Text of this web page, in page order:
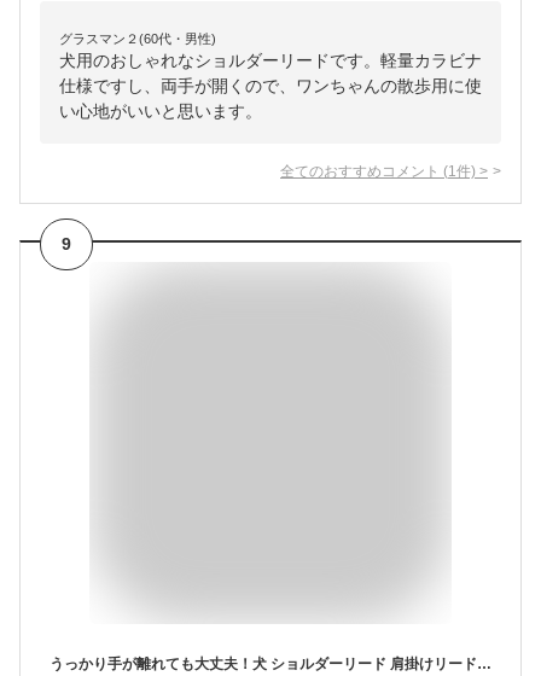
グラスマン２(60代・男性)
犬用のおしゃれなショルダーリードです。軽量カラビナ
仕様ですし、両手が開くので、ワンちゃんの散歩用に使
い心地がいいと思います。
全てのおすすめコメント (1 件) >
9
うっかり手が離れても大丈夫！犬 ショルダーリード 肩掛けリード ハンズフリー 両手が自由 肩パッド付き 優れた耐久性 多頭 迷子防止 小型犬 中型犬 大型犬 日本製 すず工房 SUZUKOUBOUカラフル・ベーシック ショルダーリードセット【シングルタイプ・持ち手あり】